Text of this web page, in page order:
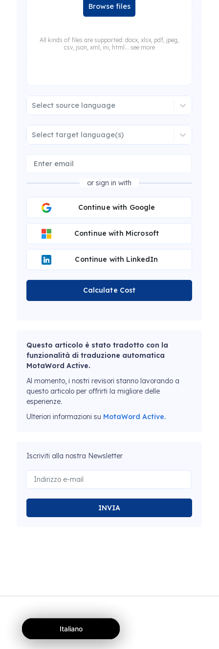
Browse files
All kinds of files are supported: docx, xlsx, pdf, jpeg,
csv, json, xml, ini, html... see more
Select source language
Select target language(s)
or sign in with
Continue with Google
Continue with Microsoft
Continue with LinkedIn
Calculate Cost
Questo articolo è stato tradotto con la
funzionalità di traduzione automatica
MotaWord Active.
Al momento, i nostri revisori stanno lavorando a
questo articolo per offrirti la migliore delle
esperienze.
Ulteriori informazioni su MotaWord Active.
Iscriviti alla nostra Newsletter
INVIA
Italiano
Italiano
Italiano